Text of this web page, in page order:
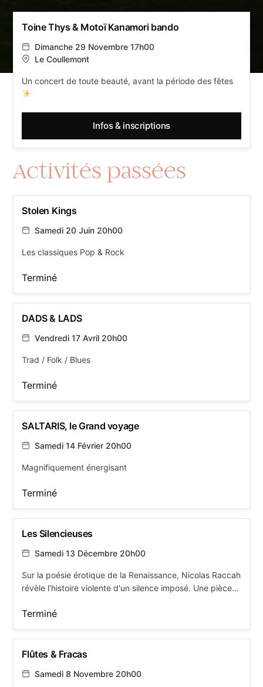
Toine Thys & Motoï Kanamori bando
Dimanche 29 Novembre 17h00
Le Coullemont
Un concert de toute beauté, avant la période des fêtes
Infos & inscriptions
Activités passées
Stolen Kings
Samedi 20 Juin 20h00
Les classiques Pop & Rock
Terminé
DADS & LADS
Vendredi 17 Avril 20h00
Trad / Folk / Blues
Terminé
SALTARIS, le Grand voyage
Samedi 14 Février 20h00
Magnifiquement énergisant
Terminé
Les Silencieuses
Samedi 13 Décembre 20h00
Sur la poésie érotique de la Renaissance, Nicolas Raccah
révèle l'histoire violente d'un silence imposé. Une pièce
Terminé
Flûtes & Fracas
Samedi 8 Novembre 20h00